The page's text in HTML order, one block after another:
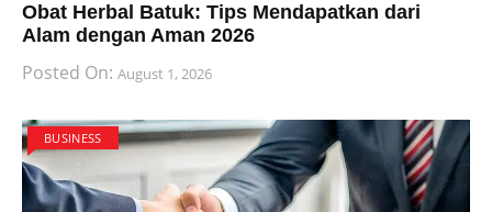
Obat Herbal Batuk: Tips Mendapatkan dari
Alam dengan Aman 2026
Posted On: August 1, 2026
BUSINESS